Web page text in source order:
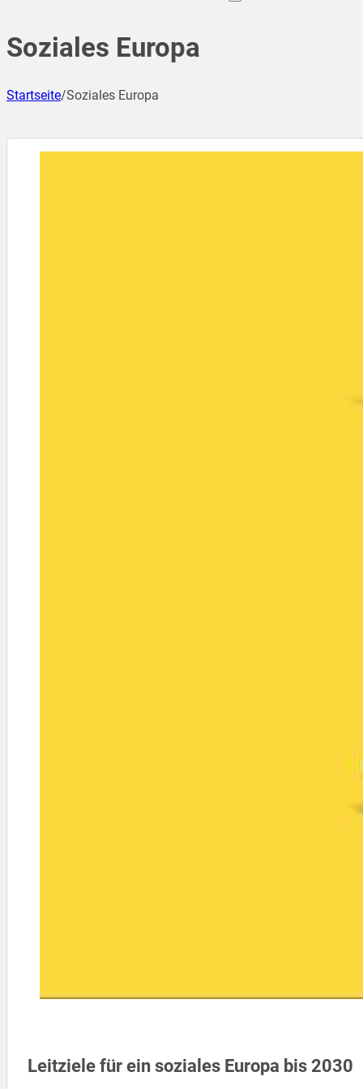
Soziales Europa
Startseite/Soziales Europa
Leitziele für ein soziales Europa bis 2030